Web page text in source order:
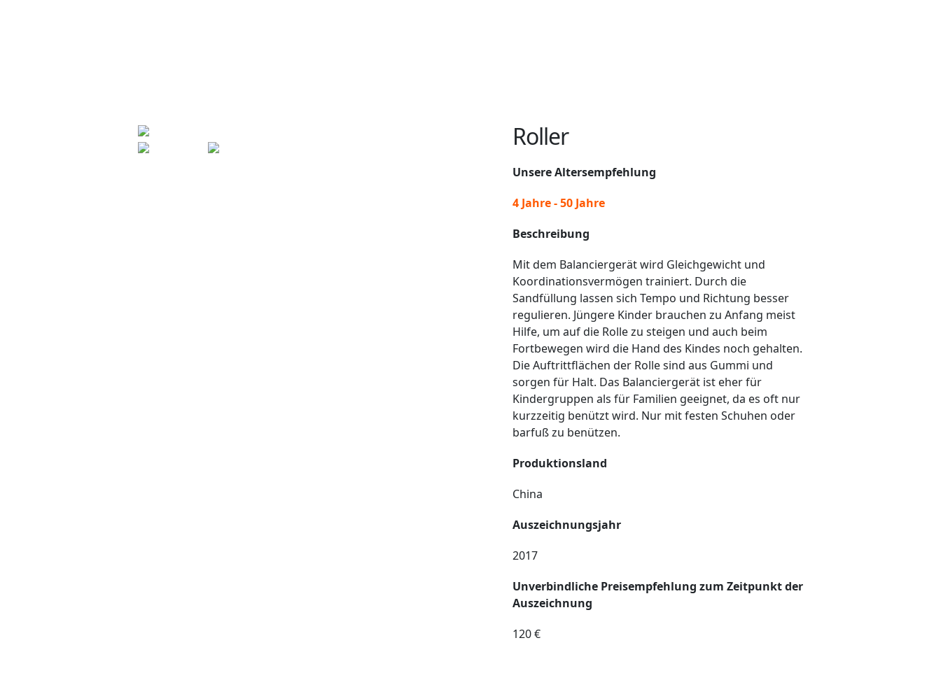
Roller
Unsere Altersempfehlung
4 Jahre - 50 Jahre
Beschreibung
Mit dem Balanciergerät wird Gleichgewicht und
Koordinationsvermögen trainiert. Durch die
Sandfüllung lassen sich Tempo und Richtung besser
regulieren. Jüngere Kinder brauchen zu Anfang meist
Hilfe, um auf die Rolle zu steigen und auch beim
Fortbewegen wird die Hand des Kindes noch gehalten.
Die Auftrittflächen der Rolle sind aus Gummi und
sorgen für Halt. Das Balanciergerät ist eher für
Kindergruppen als für Familien geeignet, da es oft nur
kurzzeitig benützt wird. Nur mit festen Schuhen oder
barfuß zu benützen.
Produktionsland
China
Auszeichnungsjahr
2017
Unverbindliche Preisempfehlung zum Zeitpunkt der
Auszeichnung
120 €